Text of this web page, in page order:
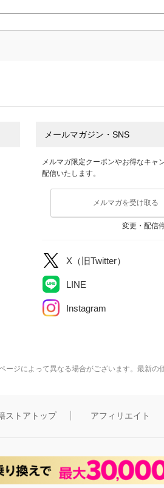
メールマガジン・SNS
メルマガ限定クーポンやお得なキャ
配信いたします。
メルマガを受け取る
変更・配信
X（旧Twitter）
LINE
Instagram
ジによって異なる場合がございます。最新の
ストアトップ アフィリエイト